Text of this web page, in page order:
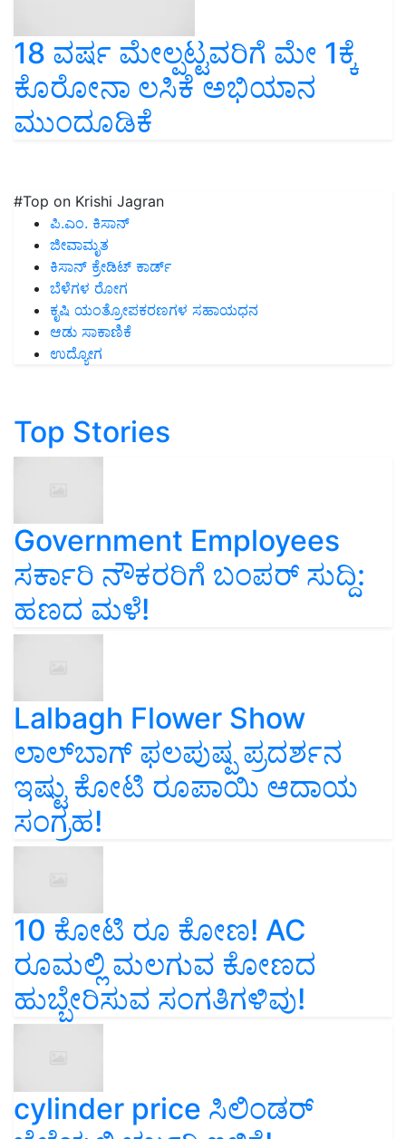
18 ವರ್ಷ ಮೇಲ್ಪಟ್ಟವರಿಗೆ ಮೇ 1ಕ್ಕೆ
ಕೊರೋನಾ ಲಸಿಕೆ ಅಭಿಯಾನ
ಮುಂದೂಡಿಕೆ
#Top on Krishi Jagran
ಪಿ.ಎಂ. ಕಿಸಾನ್
ಜೀವಾಮೃತ
ಕಿಸಾನ್ ಕ್ರೇಡಿಟ್ ಕಾರ್ಡ್
ಬೆಳೆಗಳ ರೋಗ
ಕೃಷಿ ಯಂತ್ರೋಪಕರಣಗಳ ಸಹಾಯಧನ
ಆಡು ಸಾಕಾಣಿಕೆ
ಉದ್ಯೋಗ
Top Stories
Government Employees
ಸರ್ಕಾರಿ ನೌಕರರಿಗೆ ಬಂಪರ್‌ ಸುದ್ದಿ:
ಹಣದ ಮಳೆ!
Lalbagh Flower Show
ಲಾಲ್‌ಬಾಗ್ ಫಲಪುಷ್ಪ ಪ್ರದರ್ಶನ
ಇಷ್ಟು ಕೋಟಿ ರೂಪಾಯಿ ಆದಾಯ
ಸಂಗ್ರಹ!
10 ಕೋಟಿ ರೂ ಕೋಣ! AC
ರೂಮಲ್ಲಿ ಮಲಗುವ ಕೋಣದ
ಹುಬ್ಬೇರಿಸುವ ಸಂಗತಿಗಳಿವು!
cylinder price ಸಿಲಿಂಡರ್‌